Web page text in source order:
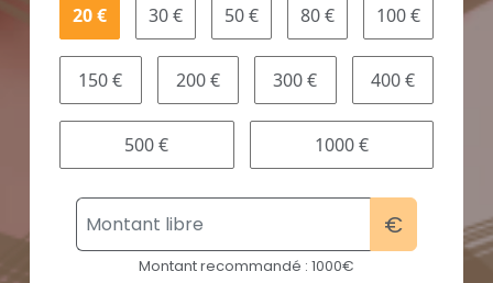
20 € 30 € 50 € 80 € 100 €
150 € 200 € 300 € 400 €
500 € 1000 €
€
Montant recommandé : 1000€